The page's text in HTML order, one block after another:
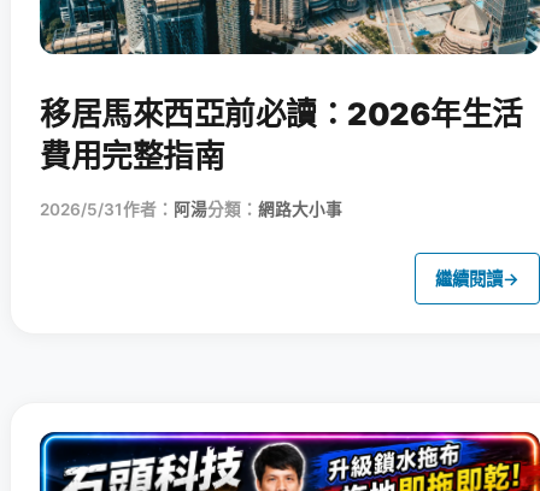
移居馬來西亞前必讀：2026年生活
費用完整指南
2026/5/31作者： 阿湯分類： 網路大小事
繼續閱讀→